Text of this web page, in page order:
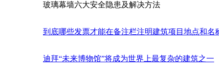
玻璃幕墙六大安全隐患及解决方法
到底哪些发票才能在备注栏注明建筑项目地点和名
迪拜“未来博物馆”将成为世界上最复杂的建筑之一